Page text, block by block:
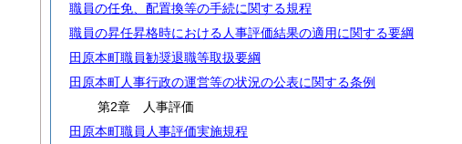
職員の任免、配置換等の手続に関する規程
職員の昇任昇格時における人事評価結果の適用に関する要綱
田原本町職員勧奨退職等取扱要綱
田原本町人事行政の運営等の状況の公表に関する条例
第2章 人事評価
田原本町職員人事評価実施規程